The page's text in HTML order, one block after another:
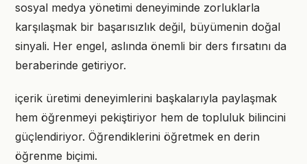
sosyal medya yönetimi deneyiminde zorluklarla
karşılaşmak bir başarısızlık değil, büyümenin doğal
sinyali. Her engel, aslında önemli bir ders fırsatını da
beraberinde getiriyor.
içerik üretimi deneyimlerini başkalarıyla paylaşmak
hem öğrenmeyi pekiştiriyor hem de topluluk bilincini
güçlendiriyor. Öğrendiklerini öğretmek en derin
öğrenme biçimi.